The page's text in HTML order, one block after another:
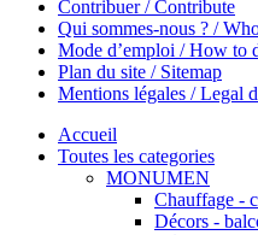
Contribuer / Contribute
Qui sommes-nous ? /
Mode d’emploi / How to
Plan du site / Sitemap
Mentions légales / Legal
Accueil
Toutes les categories
MONUMEN
Chauffage -
Décors -